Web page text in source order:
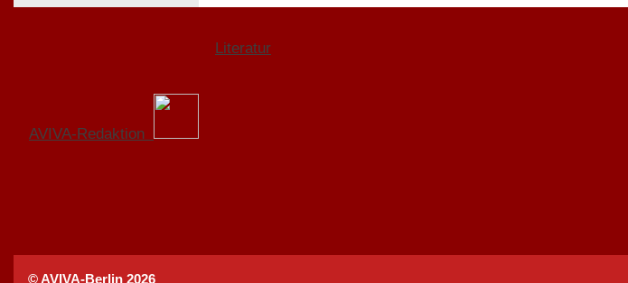
Literatur
AVIVA-Redaktion
© AVIVA-Berlin 2026